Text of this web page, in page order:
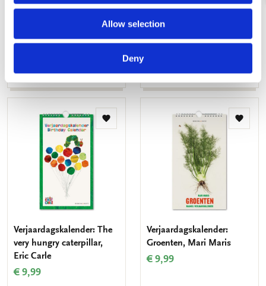
Allow selection
Deny
lifes, Roman Reisinger
Rembrandt, Rijksmuseum
Toevoegen
Verjaardagskalender: The
very hungry caterpillar,
Eric Carle
€ 9,99
Verjaardagskalender:
Groenten, Mari Maris
€ 9,99